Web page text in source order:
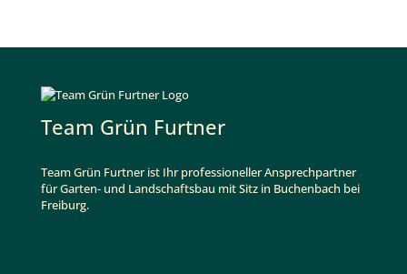
Team Grün Furtner
Team Grün Furtner ist Ihr professioneller Ansprechpartner
für Garten- und Landschaftsbau mit Sitz in Buchenbach bei
Freiburg.